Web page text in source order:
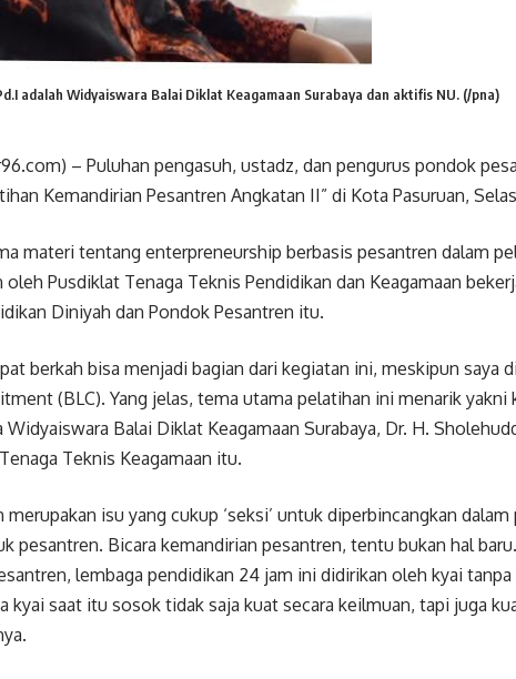
adalah Widyaiswara Balai Diklat Keagamaan Surabaya dan aktifis NU. (/pna)
– Puluhan pengasuh, ustadz, dan pengurus pondok
Kemandirian Pesantren Angkatan II” di Kota Pasuruan,
materi tentang enterpreneurship berbasis pesantren dalam
oleh Pusdiklat Tenaga Teknis Pendidikan dan Keagamaan
Diniyah dan Pondok Pesantren itu.
berkah bisa menjadi bagian dari kegiatan ini, meskipun saya
(BLC). Yang jelas, tema utama pelatihan ini menarik yakni
Widyaiswara Balai Diklat Keagamaan Surabaya, Dr. H.
Teknis Keagamaan itu.
merupakan isu yang cukup ‘seksi’ untuk diperbincangkan
pesantren. Bicara kemandirian pesantren, tentu bukan hal
lembaga pendidikan 24 jam ini didirikan oleh kyai
kyai saat itu sosok tidak saja kuat secara keilmuan, tapi juga